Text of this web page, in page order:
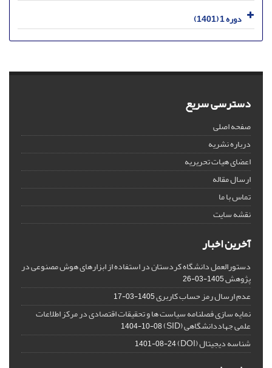
دوره 1 (1401)
دسترسی سریع
صفحه اصلی
درباره نشریه
اعضای هیات تحریریه
ارسال مقاله
تماس با ما
نقشه سایت
آخرین اخبار
دستورالعمل دانشگاه کردستان در استفاده از ابزارهای هوش مصنوعی در
پژوهش1405-03-26
عدم ارسال رمز حساب کاربری1405-03-17
نمایه سازی فصلنامه سیاست ها و تحقیقات اقتصادی در مرکز اطلاعات
علمی جهاددانشگاهی (SID) 1404-10-08
شناسه دیجیتال (DOI) 1401-08-24